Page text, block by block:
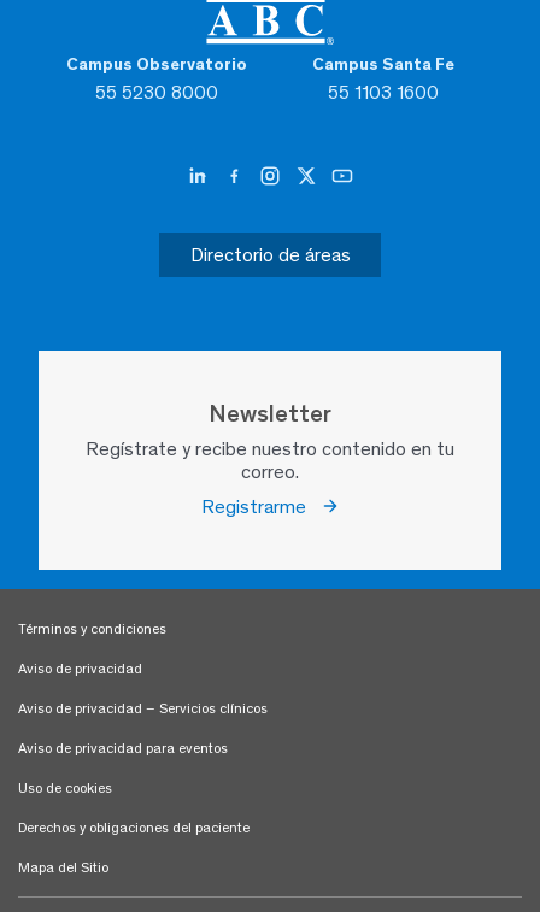
Campus Observatorio
55 5230 8000
Campus Santa Fe
55 1103 1600
Directorio de áreas
Newsletter
Regístrate y recibe nuestro contenido en tu
correo.
Registrarme
Términos y condiciones
Aviso de privacidad
Aviso de privacidad – Servicios clínicos
Aviso de privacidad para eventos
Uso de cookies
Derechos y obligaciones del paciente
Mapa del Sitio